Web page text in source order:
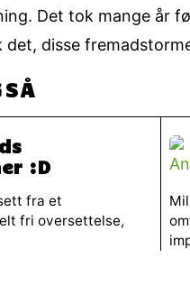
Det tok mange år
disse
:D
fra et
fri oversettelse,